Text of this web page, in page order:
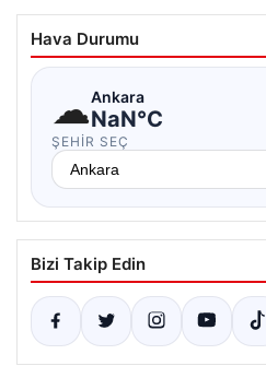
Hava Durumu
☁Ankara
NaN°C
ŞEHIR SEÇ
Bizi Takip Edin